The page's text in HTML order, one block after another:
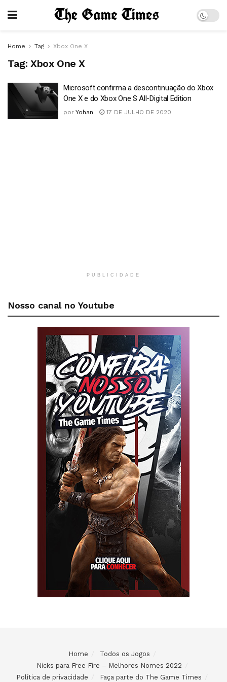
Home Tag Xbox One X
Tag: Xbox One X
Microsoft confirma a descontinuação do Xbox
One X e do Xbox One S All-Digital Edition
por Yohan 17 DE JULHO DE 2020
PUBLICIDADE
Nosso canal no Youtube
Home
Todos os Jogos
Nicks para Free Fire – Melhores Nomes 2022
Política de privacidade
Faça parte do The Game Times